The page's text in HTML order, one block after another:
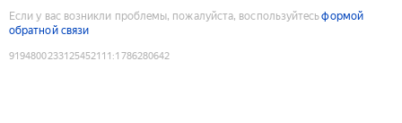
Если у вас возникли проблемы, пожалуйста, воспользуйтесьформой
обратной связи
9194800233125452111 :1786280642